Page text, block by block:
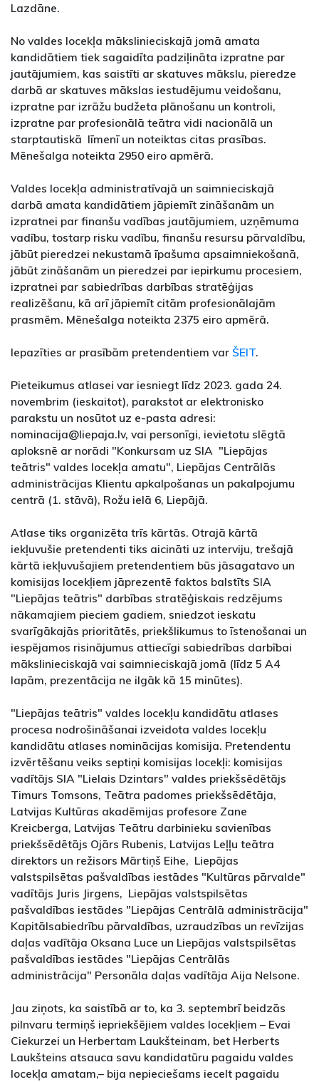
Lazdāne.
No valdes locekļa mākslinieciskajā jomā amata
kandidātiem tiek sagaidīta padziļināta izpratne par
jautājumiem, kas saistīti ar skatuves mākslu, pieredze
darbā ar skatuves mākslas iestudējumu veidošanu,
izpratne par izrāžu budžeta plānošanu un kontroli,
izpratne par profesionālā teātra vidi nacionālā un
starptautiskā līmenī un noteiktas citas prasības.
Mēnešalga noteikta 2950 eiro apmērā.
Valdes locekļa administratīvajā un saimnieciskajā
darbā amata kandidātiem jāpiemīt zināšanām un
izpratnei par finanšu vadības jautājumiem, uzņēmuma
vadību, tostarp risku vadību, finanšu resursu pārvaldību,
jābūt pieredzei nekustamā īpašuma apsaimniekošanā,
jābūt zināšanām un pieredzei par iepirkumu procesiem,
izpratnei par sabiedrības darbības stratēģijas
realizēšanu, kā arī jāpiemīt citām profesionālajām
prasmēm. Mēnešalga noteikta 2375 eiro apmērā.
Iepazīties ar prasībām pretendentiem var ŠEIT.
Pieteikumus atlasei var iesniegt līdz 2023. gada 24.
novembrim (ieskaitot), parakstot ar elektronisko
parakstu un nosūtot uz e-pasta adresi:
nominacija@liepaja.lv, vai personīgi, ievietotu slēgtā
aploksnē ar norādi "Konkursam uz SIA "Liepājas
teātris" valdes locekļa amatu", Liepājas Centrālās
administrācijas Klientu apkalpošanas un pakalpojumu
centrā (1. stāvā), Rožu ielā 6, Liepājā.
Atlase tiks organizēta trīs kārtās. Otrajā kārtā
iekļuvušie pretendenti tiks aicināti uz interviju, trešajā
kārtā iekļuvušajiem pretendentiem būs jāsagatavo un
komisijas locekļiem jāprezentē faktos balstīts SIA
"Liepājas teātris" darbības stratēģiskais redzējums
nākamajiem pieciem gadiem, sniedzot ieskatu
svarīgākajās prioritātēs, priekšlikumus to īstenošanai un
iespējamos risinājumus attiecīgi sabiedrības darbībai
mākslinieciskajā vai saimnieciskajā jomā (līdz 5 A4
lapām, prezentācija ne ilgāk kā 15 minūtes).
"Liepājas teātris" valdes locekļu kandidātu atlases
procesa nodrošināšanai izveidota valdes locekļu
kandidātu atlases nominācijas komisija. Pretendentu
izvērtēšanu veiks septiņi komisijas locekļi: komisijas
vadītājs SIA "Lielais Dzintars" valdes priekšsēdētājs
Timurs Tomsons, Teātra padomes priekšsēdētāja,
Latvijas Kultūras akadēmijas profesore Zane
Kreicberga, Latvijas Teātru darbinieku savienības
priekšsēdētājs Ojārs Rubenis, Latvijas Leļļu teātra
direktors un režisors Mārtiņš Eihe, Liepājas
valstspilsētas pašvaldības iestādes "Kultūras pārvalde"
vadītājs Juris Jirgens, Liepājas valstspilsētas
pašvaldības iestādes "Liepājas Centrālā administrācija"
Kapitālsabiedrību pārvaldības, uzraudzības un revīzijas
daļas vadītāja Oksana Luce un Liepājas valstspilsētas
pašvaldības iestādes "Liepājas Centrālās
administrācija" Personāla daļas vadītāja Aija Nelsone.
Jau ziņots, ka saistībā ar to, ka 3. septembrī beidzās
pilnvaru termiņš iepriekšējiem valdes locekļiem – Evai
Ciekurzei un Herbertam Laukšteinam, bet Herberts
Laukšteins atsauca savu kandidatūru pagaidu valdes
locekļa amatam,– bija nepieciešams iecelt pagaidu